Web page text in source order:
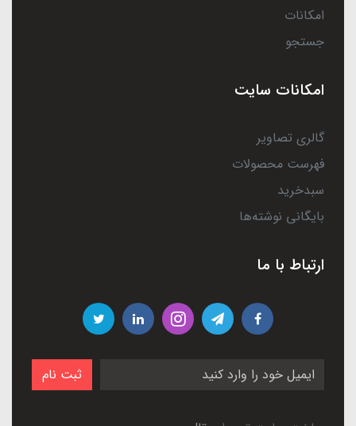
امکانات
جستجو
امکانات سایت
گالری تصاویر
فهرست محصولات
سبدخرید
بایگانی نوشته‌ها
ارتباط با ما
ثبت نام